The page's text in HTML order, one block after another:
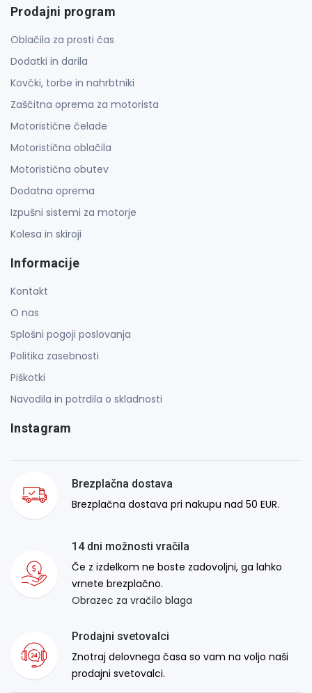
Prodajni program
Oblačila za prosti čas
Dodatki in darila
Kovčki, torbe in nahrbtniki
Zaščitna oprema za motorista
Motoristične čelade
Motoristična oblačila
Motoristična obutev
Dodatna oprema
Izpušni sistemi za motorje
Kolesa in skiroji
Informacije
Kontakt
O nas
Splošni pogoji poslovanja
Politika zasebnosti
Piškotki
Navodila in potrdila o skladnosti
Instagram
Brezplačna dostava
Brezplačna dostava pri nakupu nad 50 EUR.
14 dni možnosti vračila
Če z izdelkom ne boste zadovoljni, ga lahko
vrnete brezplačno.
Obrazec za vračilo blaga
Prodajni svetovalci
Znotraj delovnega časa so vam na voljo naši
prodajni svetovalci.